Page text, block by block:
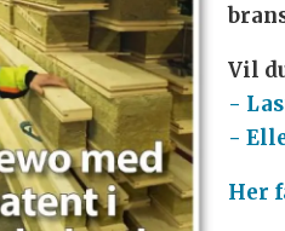
Vil
-
-
Her